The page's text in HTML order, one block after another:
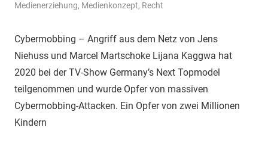
Medienerziehung, Medienkonzept, Recht
Cybermobbing – Angriff aus dem Netz von Jens
Niehuss und Marcel Martschoke Lijana Kaggwa hat
2020 bei der TV-Show Germany’s Next Topmodel
teilgenommen und wurde Opfer von massiven
Cybermobbing-Attacken. Ein Opfer von zwei Millionen
Kindern